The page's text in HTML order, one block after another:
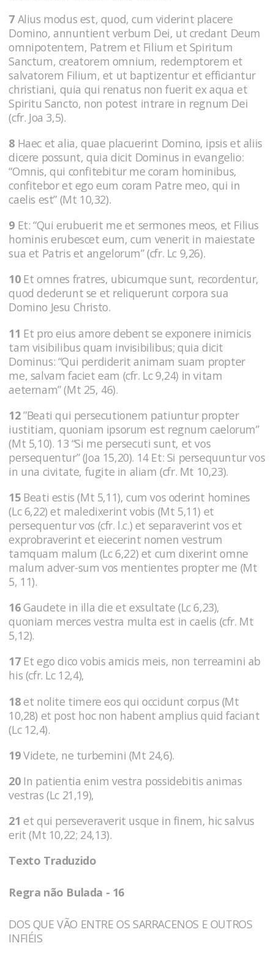
7 Alius modus est, quod, cum viderint placere
Domino, annuntient verbum Dei, ut credant Deum
omnipotentem, Patrem et Filium et Spiritum
Sanctum, creatorem omnium, redemptorem et
salvatorem Filium, et ut baptizentur et efficiantur
christiani, quia qui renatus non fuerit ex aqua et
Spiritu Sancto, non potest intrare in regnum Dei
(cfr. Joa 3,5).
8 Haec et alia, quae placuerint Domino, ipsis et aliis
dicere possunt, quia dicit Dominus in evangelio:
“Omnis, qui confitebitur me coram hominibus,
confitebor et ego eum coram Patre meo, qui in
caelis est” (Mt 10,32).
9 Et: “Qui erubuerit me et sermones meos, et Filius
hominis erubescet eum, cum venerit in maiestate
sua et Patris et angelorum” (cfr. Lc 9,26).
10Et omnes fratres, ubicumque sunt, recordentur,
quod dederunt se et reliquerunt corpora sua
Domino Jesu Christo.
11 Et pro eius amore debent se exponere inimicis
tam visibilibus quam invisibilibus; quia dicit
Dominus: “Qui perdiderit animam suam propter
me, salvam faciet eam (cfr. Lc 9,24) in vitam
aeternam” (Mt 25, 46).
12”Beati qui persecutionem patiuntur propter
iustitiam, quoniam ipsorum est regnum caelorum”
(Mt 5,10). 13 “Si me persecuti sunt, et vos
persequentur” (Joa 15,20). 14 Et: Si persequuntur vos
in una civitate, fugite in aliam (cfr. Mt 10,23).
15Beati estis (Mt 5,11), cum vos oderint homines
(Lc 6,22) et maledixerint vobis (Mt 5,11) et
persequentur vos (cfr. l.c.) et separaverint vos et
exprobraverint et eiecerint nomen vestrum
tamquam malum (Lc 6,22) et cum dixerint omne
malum adver-sum vos mentientes propter me (Mt
5, 11).
16Gaudete in illa die et exsultate (Lc 6,23),
quoniam merces vestra multa est in caelis (cfr. Mt
5,12).
17Et ego dico vobis amicis meis, non terreamini ab
his (cfr. Lc 12,4),
18et nolite timere eos qui occidunt corpus (Mt
10,28) et post hoc non habent amplius quid faciant
(Lc 12,4).
19Videte, ne turbemini (Mt 24,6).
20In patientia enim vestra possidebitis animas
vestras (Lc 21,19),
21 et qui perseveraverit usque in finem, hic salvus
erit (Mt 10,22; 24,13).
Texto Traduzido
Regra não Bulada - 16
DOS QUE VÃO ENTRE OS SARRACENOS E OUTROS
INFIÉIS